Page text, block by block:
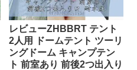
レビューZHBBRT テント
2人用 ドームテント ツーリ
ングドーム キャンプテン
ト 前室あり 前後2つ出入り